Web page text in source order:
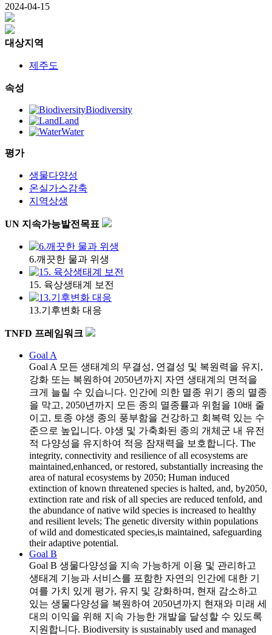
2024-04-15
대상지역
제주도
속성
Biodiversity
Land
Water
평가
생물다양성
온실가스감축
지역상생
UN 지속가능발전목표
6.깨끗한 물과 위생
15. 육상생태계 보전
13.기후변화 대응
TNFD 프레임워크
Goal A
Goal A 모든 생태계의 무결성, 연결성 및 복원력을 유지,
강화 또는 복원하여 2050년까지 자연 생태계의 면적을
크게 늘릴 수 있습니다. 인간에 의한 멸종 위기 종의 멸종
을 막고, 2050년까지 모든 종의 멸종률과 위험을 10배 줄
이고, 토종 야생 종의 풍부함을 건강하고 회복력 있는 수
준으로 높입니다. 야생 및 가축화된 종의 개체군 내 유전
적 다양성을 유지하여 적응 잠재력을 보호합니다. The
integrity, connectivity and resilience of all ecosystems are
maintained,enhanced, or restored, substantially increasing the
area of natural ecosystems by 2050; Human induced
extinction of known threatened species is halted, and, by2050,
extinction rate and risk of all species are reduced tenfold, and
the abundance of native wild species is increased to healthy
and resilient levels; The genetic diversity within populations
of wild and domesticated species,is maintained, safeguarding
their adaptive potential.
Goal B
Goal B 생물다양성을 지속 가능하게 이용 및 관리하고
생태계 기능과 서비스를 포함한 자연의 인간에 대한 기
여를 가치 있게 평가, 유지 및 강화하며, 현재 감소하고
있는 생물다양성을 복원하여 2050년까지 현재와 미래 세
대의 이익을 위해 지속 가능한 개발을 달성할 수 있도록
지원합니다. Biodiversity is sustainably used and managed